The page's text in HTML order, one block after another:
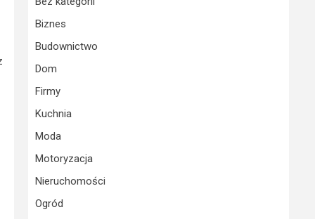
Biznes
Budownictwo
Dom
Firmy
Kuchnia
Moda
Motoryzacja
Nieruchomości
Ogród